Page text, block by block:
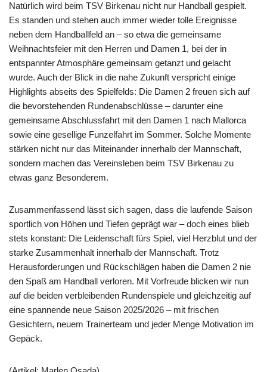
Natürlich wird beim TSV Birkenau nicht nur Handball gespielt.
Es standen und stehen auch immer wieder tolle Ereignisse
neben dem Handballfeld an – so etwa die gemeinsame
Weihnachtsfeier mit den Herren und Damen 1, bei der in
entspannter Atmosphäre gemeinsam getanzt und gelacht
wurde. Auch der Blick in die nahe Zukunft verspricht einige
Highlights abseits des Spielfelds: Die Damen 2 freuen sich auf
die bevorstehenden Rundenabschlüsse – darunter eine
gemeinsame Abschlussfahrt mit den Damen 1 nach Mallorca
sowie eine gesellige Funzelfahrt im Sommer. Solche Momente
stärken nicht nur das Miteinander innerhalb der Mannschaft,
sondern machen das Vereinsleben beim TSV Birkenau zu
etwas ganz Besonderem.
Zusammenfassend lässt sich sagen, dass die laufende Saison
sportlich von Höhen und Tiefen geprägt war – doch eines blieb
stets konstant: Die Leidenschaft fürs Spiel, viel Herzblut und der
starke Zusammenhalt innerhalb der Mannschaft. Trotz
Herausforderungen und Rückschlägen haben die Damen 2 nie
den Spaß am Handball verloren. Mit Vorfreude blicken wir nun
auf die beiden verbleibenden Rundenspiele und gleichzeitig auf
eine spannende neue Saison 2025/2026 – mit frischen
Gesichtern, neuem Trainerteam und jeder Menge Motivation im
Gepäck.